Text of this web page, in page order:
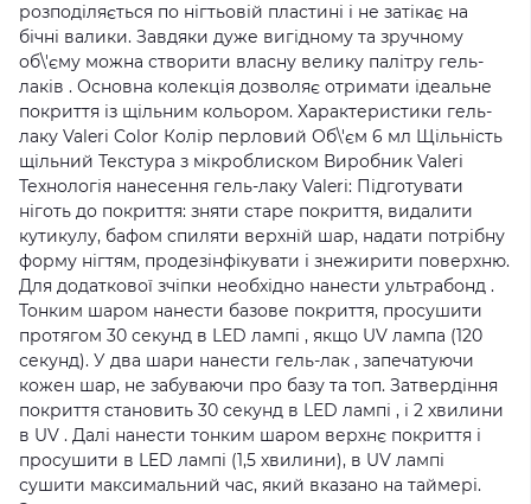
розподіляється по нігтьовій пластині і не затікає на
бічні валики. Завдяки дуже вигідному та зручному
об\'єму можна створити власну велику палітру гель-
лаків . Основна колекція дозволяє отримати ідеальне
покриття із щільним кольором. Характеристики гель-
лаку Valeri Color Колір перловий Об\'єм 6 мл Щільність
щільний Текстура з мікроблиском Виробник Valeri
Технологія нанесення гель-лаку Valeri: Підготувати
ніготь до покриття: зняти старе покриття, видалити
кутикулу, бафом спиляти верхній шар, надати потрібну
форму нігтям, продезінфікувати і знежирити поверхню.
Для додаткової зчіпки необхідно нанести ультрабонд .
Тонким шаром нанести базове покриття, просушити
протягом 30 секунд в LED лампі , якщо UV лампа (120
секунд). У два шари нанести гель-лак , запечатуючи
кожен шар, не забуваючи про базу та топ. Затвердіння
покриття становить 30 секунд в LED лампі , і 2 хвилини
в UV . Далі нанести тонким шаром верхнє покриття і
просушити в LED лампі (1,5 хвилини), в UV лампі
сушити максимальний час, який вказано на таймері.